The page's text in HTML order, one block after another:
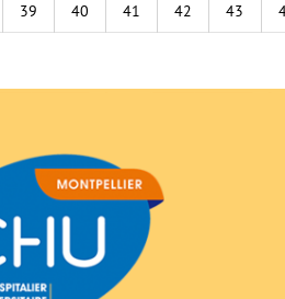
39 40 41 42 43